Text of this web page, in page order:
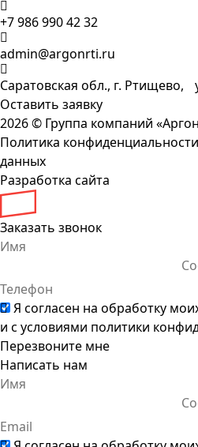
+7 986 990 42 32
admin@argonrti.ru
Саратовская обл., г. Ртищево,
Оставить заявку
2026 © Группа компаний
Политика конфиденциальности
данных
Разработка сайта
Заказать звонок
Я согласен на обработку
и с условиями политики
Перезвоните мне
Написать нам